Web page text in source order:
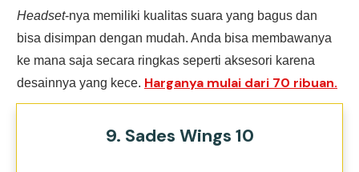
Headset-nya memiliki kualitas suara yang bagus dan
bisa disimpan dengan mudah. Anda bisa membawanya
ke mana saja secara ringkas seperti aksesori karena
desainnya yang kece. Harganya mulai dari 70 ribuan.
9. Sades Wings 10